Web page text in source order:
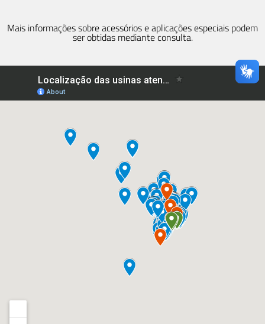
Mais informações sobre acessórios e aplicações especiais podem
ser obtidas mediante consulta.